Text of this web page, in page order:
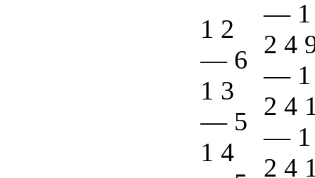
1 2
— 6
1 3
— 5
1 4
— 1
2 4
— 1
2 4
— 1
2 4